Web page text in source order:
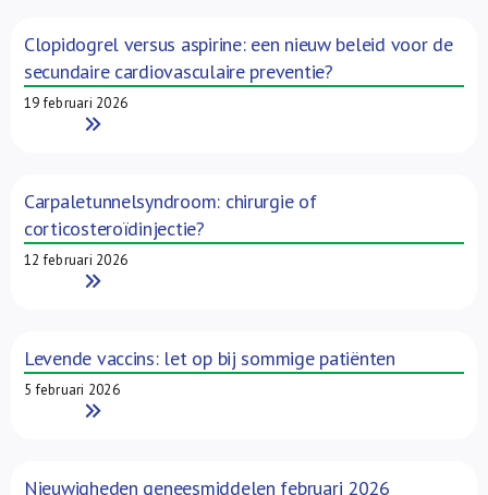
Clopidogrel versus aspirine: een nieuw beleid voor de
secundaire cardiovasculaire preventie?
19 februari 2026
Read More
Carpaletunnelsyndroom: chirurgie of
corticosteroïdinjectie?
12 februari 2026
Read More
Levende vaccins: let op bij sommige patiënten
5 februari 2026
Read More
Nieuwigheden geneesmiddelen februari 2026